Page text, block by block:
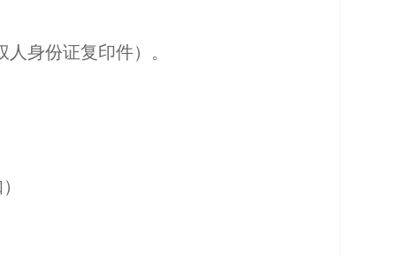
身份证复印件）。